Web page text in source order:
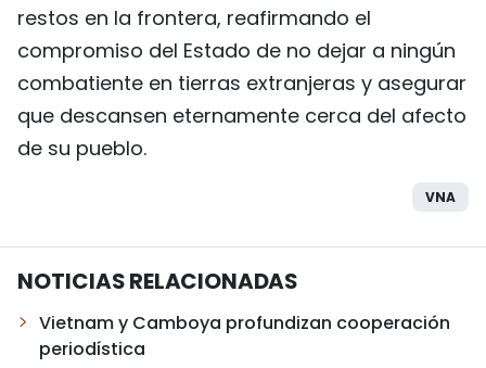
restos en la frontera, reafirmando el
compromiso del Estado de no dejar a ningún
combatiente en tierras extranjeras y asegurar
que descansen eternamente cerca del afecto
de su pueblo.
VNA
NOTICIAS RELACIONADAS
Vietnam y Camboya profundizan cooperación
periodística